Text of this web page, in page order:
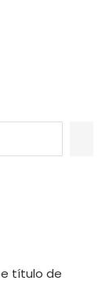
título de